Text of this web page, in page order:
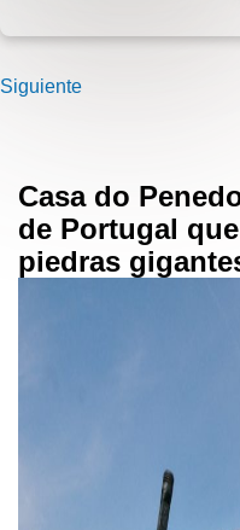
Siguiente
Casa do
de Portugal
piedras